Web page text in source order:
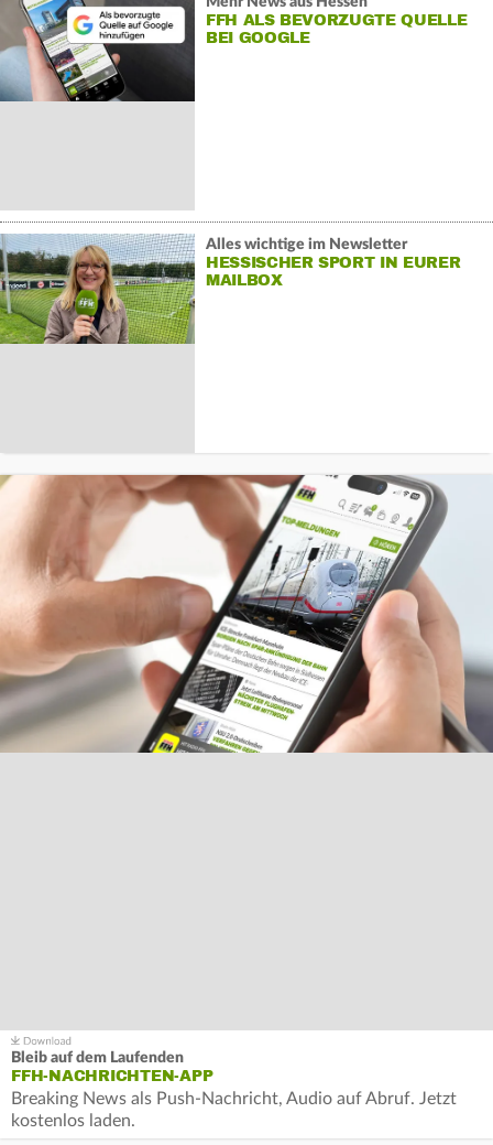
FFH ALS BEVORZUGTE QUELLE
BEI GOOGLE
Alles wichtige im Newsletter
HESSISCHER SPORT IN EURER
MAILBOX
Bleib auf dem Laufenden
FFH-NACHRICHTEN-APP
Breaking News als Push-Nachricht, Audio auf Abruf. Jetzt
kostenlos laden.